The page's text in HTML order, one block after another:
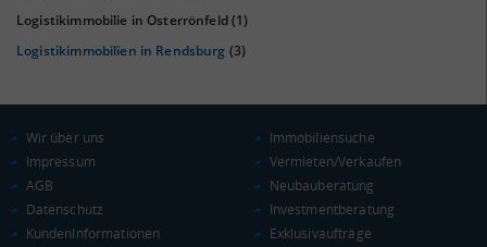
Euro pro Kopf
(Landkreis / Kreisfreie Stadt)
Kaufkraftindex
Logistikimmobilie in Osterrönfeld(1)
Logistikimmobilien in Rendsburg (3)
Wir über uns
Impressum
AGB
Datenschutz
KundenInformationen
Immobiliensuche
Vermieten/Verkaufen
Neubauberatung
Investmentberatung
Exklusivaufträge